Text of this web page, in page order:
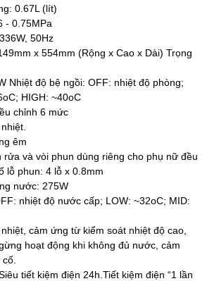
0.67L (lít)
- 0.75MPa
50Hz
x 554mm (Rộng x Cao x Dài) Trọng
Nhiệt độ bệ ngồi: OFF: nhiệt độ phòng;
HIGH: ~40oC
chỉnh 6 mức
êm
rửa và vòi phun dùng riêng cho phụ nữ đều
lỗ phun: 4 lỗ x 0.8mm
nước: 275W
nhiệt độ nước cấp; LOW: ~32oC; MID:
cảm ứng từ kiểm soát nhiệt độ cao,
hoạt động khi không đủ nước, cảm
tiết kiệm điện 24h.Tiết kiệm điện “1 lần